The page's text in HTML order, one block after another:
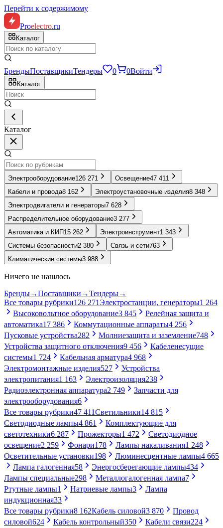
Перейти к содержимому
Proelectro.ru
Каталог
БрендыПоставщикиТендеры 0 0Войти
Каталог
Каталог
Электрооборудование126 271 Освещение47 411
Кабели и провода8 162 Электроустановочные изделия8 348
Электродвигатели и генераторы7 628
Распределительное оборудование3 277
Автоматика и КИП 15 262 Электроинструмент1 343
Системы безопасности2 380 Связь и сети763
Климатические системы3 988
Ничего не нашлось
Бренды→Поставщики →Тендеры→
Все товары рубрики126 271Электростанции, генераторы1 264
Высоковольтное оборудование3 845
Релейная защита и
автоматика17 386 Коммутационные аппараты4 256
Пусковые устройства282 Молниезащита и заземление748
Устройства защитного отключения9 456
Кабеленесущие
системы1 724 Кабельная арматура4 968
Электромонтажные изделия527
Устройства
электропитания1 163 Электроизоляция238
Радиоэлектронная аппаратура2 749
Запчасти для
электрооборудования6
Все товары рубрики47 411Светильники14 815
Светодиодные лампы4 861
Комплектующие для
светотехники6 287 Прожекторы1 472
Светодиодное
освещение2 259 Фонари178 Лампы накаливания1 248
Осветительные установки198 Люминесцентные лампы4 665
Лампа галогенная58 Энергосберегающие лампы434
Лампы специальные298 Металлогалогенная лампа7
Ртутные лампы1 Натриевые лампы3
Лампа
индукционная33
Все товары рубрики8 162Кабель силовой3 870
Провод
силовой624 Кабель контрольный350 Кабели связи224